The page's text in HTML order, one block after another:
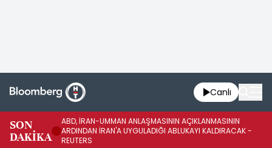
Canlı
SON
DAKİKA
ABD, İRAN-UMMAN ANLAŞMASININ AÇIKLANMASININ
ARDINDAN İRAN'A UYGULADIĞI ABLUKAYI KALDIRACAK -
REUTERS